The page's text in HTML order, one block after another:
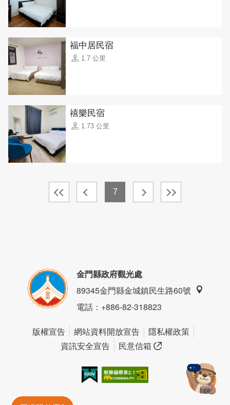
福中居民宿
1.7 公里
禧樂民宿
1.73 公里
7
金門縣政府觀光處
89345金門縣金城鎮民生路60號
電話：+886-82-318823
版權宣告 網站資料開放宣告
隱私權政策
資訊安全宣告
民意信箱